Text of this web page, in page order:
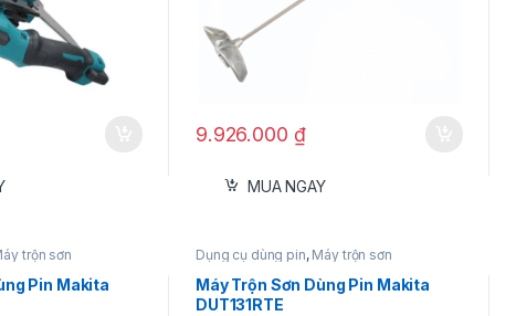
9.926.000 ₫
MUA NGAY
trộn sơn
Pin Makita
Dụng cụ dùng pin, Máy trộn sơn
Máy Trộn Sơn Dùng Pin Makita
DUT131RTE